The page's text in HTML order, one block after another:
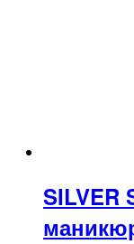
SILVER